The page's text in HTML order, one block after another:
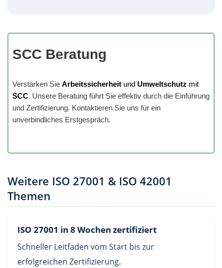
SCC Beratung
Verstärken Sie Arbeitssicherheit und Umweltschutz mit
SCC. Unsere Beratung führt Sie effektiv durch die Einführung
und Zertifizierung. Kontaktieren Sie uns für ein
unverbindliches Erstgespräch.
Weitere ISO 27001 & ISO 42001
Themen
ISO 27001 in 8 Wochen zertifiziert
Schneller Leitfaden vom Start bis zur
erfolgreichen Zertifizierung.